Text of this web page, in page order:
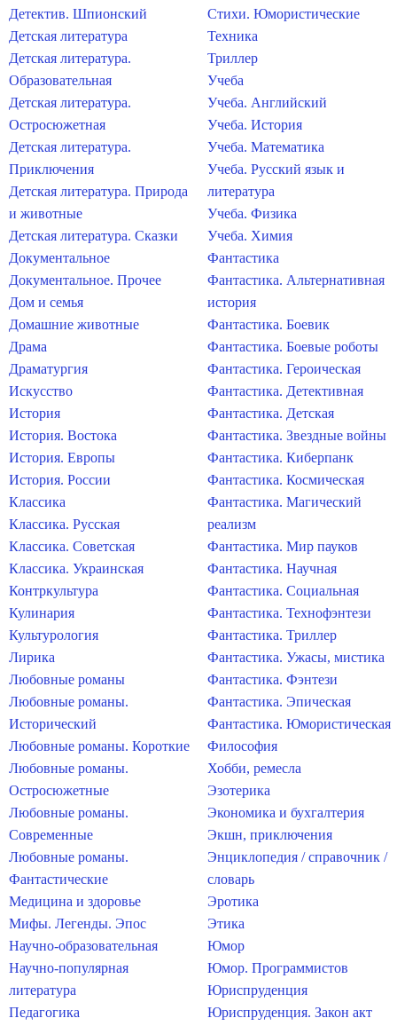
Детектив. Шпионский
Детская литература
Детская литература.
Образовательная
Детская литература.
Остросюжетная
Детская литература.
Приключения
Детская литература. Природа
и животные
Детская литература. Сказки
Документальное
Документальное. Прочее
Дом и семья
Домашние животные
Драма
Драматургия
Искусство
История
История. Востока
История. Европы
История. России
Классика
Классика. Русская
Классика. Советская
Классика. Украинская
Контркультура
Кулинария
Культурология
Лирика
Любовные романы
Любовные романы.
Исторический
Любовные романы. Короткие
Любовные романы.
Остросюжетные
Любовные романы.
Современные
Любовные романы.
Фантастические
Медицина и здоровье
Мифы. Легенды. Эпос
Научно-образовательная
Научно-популярная
литература
Педагогика
Стихи. Юмористические
Техника
Триллер
Учеба
Учеба. Английский
Учеба. История
Учеба. Математика
Учеба. Русский язык и
литература
Учеба. Физика
Учеба. Химия
Фантастика
Фантастика. Альтернативная
история
Фантастика. Боевик
Фантастика. Боевые роботы
Фантастика. Героическая
Фантастика. Детективная
Фантастика. Детская
Фантастика. Звездные войны
Фантастика. Киберпанк
Фантастика. Космическая
Фантастика. Магический
реализм
Фантастика. Мир пауков
Фантастика. Научная
Фантастика. Социальная
Фантастика. Технофэнтези
Фантастика. Триллер
Фантастика. Ужасы, мистика
Фантастика. Фэнтези
Фантастика. Эпическая
Фантастика. Юмористическая
Философия
Хобби, ремесла
Эзотерика
Экономика и бухгалтерия
Экшн, приключения
Энциклопедия / справочник /
словарь
Эротика
Этика
Юмор
Юмор. Программистов
Юриспруденция
Юриспруденция. Закон акт